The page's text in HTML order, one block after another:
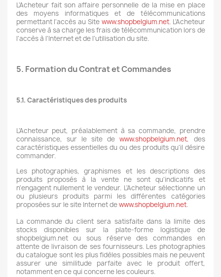
L'Acheteur fait son affaire personnelle de la mise en place
des moyens informatiques et de télécommunications
permettant l'accès au Site www.shopbelgium.net. L'Acheteur
conserve à sa charge les frais de télécommunication lors de
l'accès à l'Internet et de l'utilisation du site.
5. Formation du Contrat et Commandes
5.1. Caractéristiques des produits
L'Acheteur peut, préalablement à sa commande, prendre
connaissance, sur le site dewww.shopbelgium.net, des
caractéristiques essentielles du ou des produits qu'il désire
commander.
Les photographies, graphismes et les descriptions des
produits proposés à la vente ne sont qu'indicatifs et
n'engagent nullement le vendeur. L'Acheteur sélectionne un
ou plusieurs produits parmi les différentes catégories
proposées sur le site Internet dewww.shopbelgium.net.
La commande du client sera satisfaite dans la limite des
stocks disponibles sur la plate-forme logistique de
shopbelgium.net ou sous réserve des commandes en
attente de livraison de ses fournisseurs. Les photographies
du catalogue sont les plus fidèles possibles mais ne peuvent
assurer une similitude parfaite avec le produit offert,
notamment en ce qui concerne les couleurs.